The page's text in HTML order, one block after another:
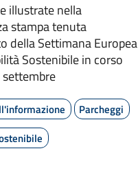
illustrate nella
stampa tenuta
della Settimana Europea
Sostenibile in corso
Parcheggi